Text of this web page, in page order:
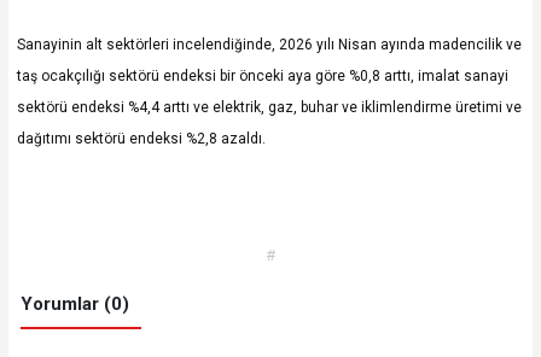
Sanayinin alt sektörleri incelendiğinde, 2026 yılı Nisan ayında madencilik ve
taş ocakçılığı sektörü endeksi bir önceki aya göre %0,8 arttı, imalat sanayi
sektörü endeksi %4,4 arttı ve elektrik, gaz, buhar ve iklimlendirme üretimi ve
dağıtımı sektörü endeksi %2,8 azaldı.
#
Yorumlar (0)